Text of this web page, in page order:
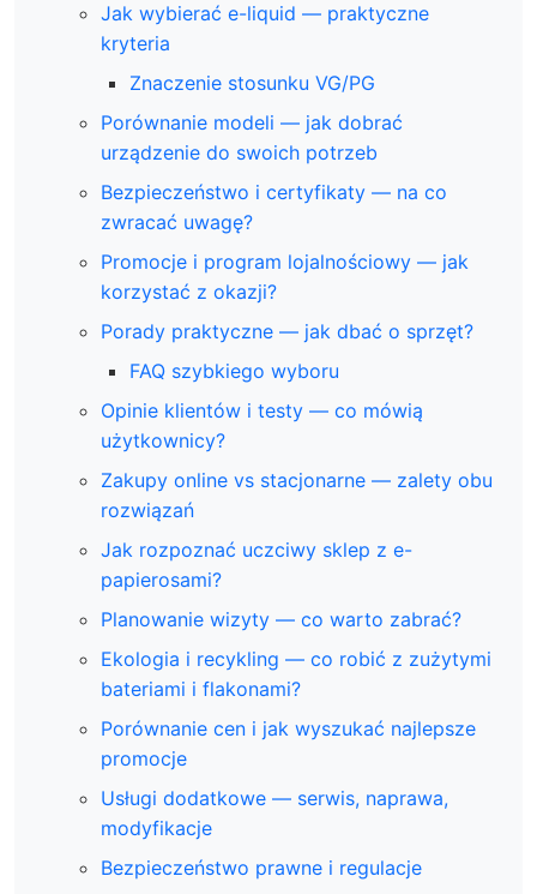
Jak wybierać e-liquid — praktyczne
kryteria
Znaczenie stosunku VG/PG
Porównanie modeli — jak dobrać
urządzenie do swoich potrzeb
Bezpieczeństwo i certyfikaty — na co
zwracać uwagę?
Promocje i program lojalnościowy — jak
korzystać z okazji?
Porady praktyczne — jak dbać o sprzęt?
FAQ szybkiego wyboru
Opinie klientów i testy — co mówią
użytkownicy?
Zakupy online vs stacjonarne — zalety obu
rozwiązań
Jak rozpoznać uczciwy sklep z e-
papierosami?
Planowanie wizyty — co warto zabrać?
Ekologia i recykling — co robić z zużytymi
bateriami i flakonami?
Porównanie cen i jak wyszukać najlepsze
promocje
Usługi dodatkowe — serwis, naprawa,
modyfikacje
Bezpieczeństwo prawne i regulacje